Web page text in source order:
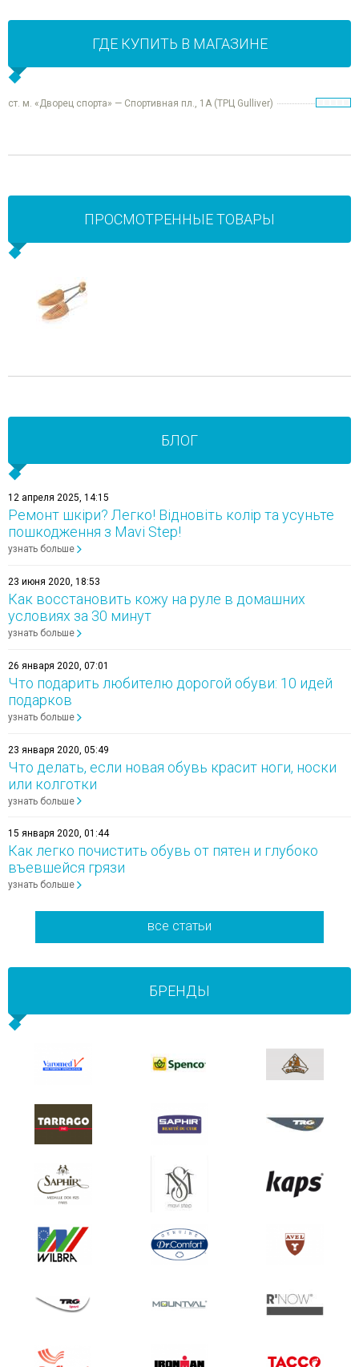
ГДЕ КУПИТЬ В МАГАЗИНЕ
ст. м. «Дворец спорта» — Спортивная пл., 1А (ТРЦ Gulliver)
ПРОСМОТРЕННЫЕ ТОВАРЫ
БЛОГ
12 апреля 2025, 14:15
Ремонт шкіри? Легко! Відновіть колір та усуньте
пошкодження з Mavi Step!
узнать больше
23 июня 2020, 18:53
Как восстановить кожу на руле в домашних
условиях за 30 минут
узнать больше
26 января 2020, 07:01
Что подарить любителю дорогой обуви: 10 идей
подарков
узнать больше
23 января 2020, 05:49
Что делать, если новая обувь красит ноги, носки
или колготки
узнать больше
15 января 2020, 01:44
Как легко почистить обувь от пятен и глубоко
въевшейся грязи
узнать больше
все статьи
БРЕНДЫ